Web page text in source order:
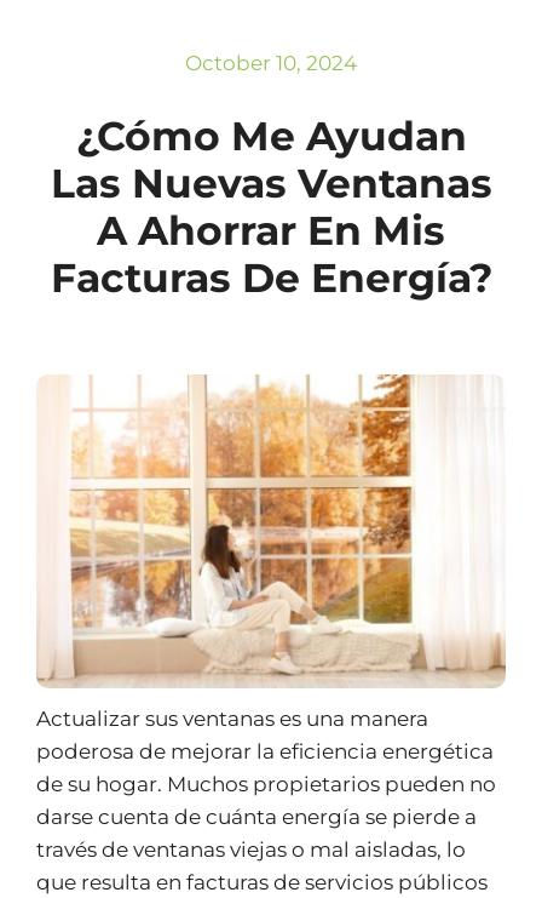
October 10, 2024
¿Cómo Me Ayudan
Las Nuevas Ventanas
A Ahorrar En Mis
Facturas De Energía?
Actualizar sus ventanas es una manera
poderosa de mejorar la eficiencia energética
de su hogar. Muchos propietarios pueden no
darse cuenta de cuánta energía se pierde a
través de ventanas viejas o mal aisladas, lo
que resulta en facturas de servicios públicos